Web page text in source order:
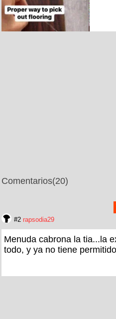
Comentarios(20)
#2 rapsodia29
Menuda cabrona la tia...la
todo, y ya no tiene